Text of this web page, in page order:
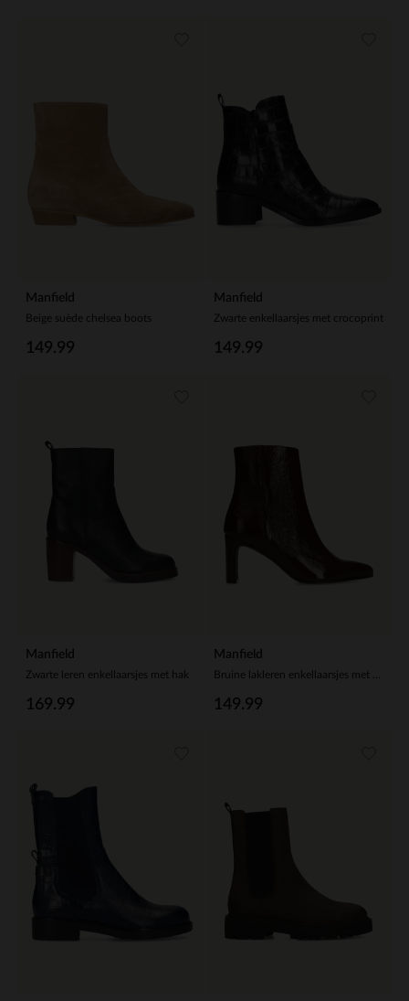
Manfield
Beige suède chelsea boots
149.99
Manfield
Zwarte enkellaarsjes met crocoprint
149.99
Manfield
Zwarte leren enkellaarsjes met hak
169.99
Manfield
149.99